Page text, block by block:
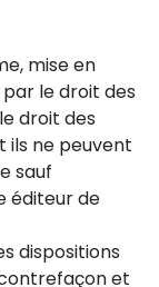
mise en
le droit des
droit des
ils ne peuvent
sauf
éditeur de
dispositions
et